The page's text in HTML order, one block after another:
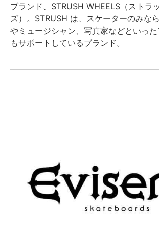
ブランド、STRUSH WHEELS（ストラ
ズ）。STRUSH は、スケーターのみな
やミュージシャン、写真家などといっ
もサポートしているブランド。